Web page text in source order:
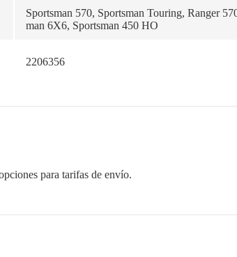
Sportsman 570, Sportsman Touring, Ranger
man 6X6, Sportsman 450 HO
2206356
para tarifas de envío.